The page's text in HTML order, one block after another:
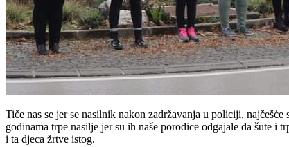
Tiče nas se jer se nasilnik nakon zadržavanja u policiji,
godinama trpe nasilje jer su ih naše porodice odgajale da šute i
i ta djeca žrtve istog.